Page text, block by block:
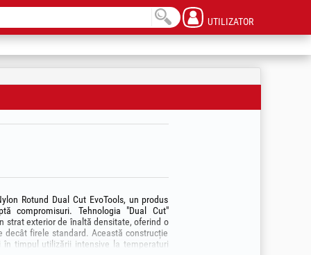
UTILIZATOR
Rotund Dual Cut EvoTools, un produs
compromisuri. Tehnologia "Dual Cut"
strat exterior de înaltă densitate, oferind o
firele standard. Această construcție
timpul utilizării intensive la temperaturi